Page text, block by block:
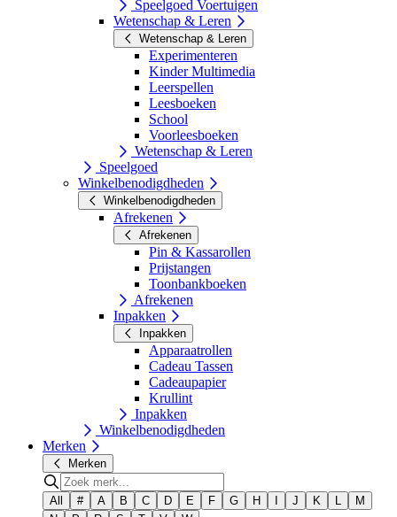
Speelgoed Voertuigen
Wetenschap & Leren
Wetenschap & Leren
Experimenteren
Kinder Multimedia
Leerspellen
Leesboeken
School
Voorleesboeken
Wetenschap & Leren
Speelgoed
Winkelbenodigdheden
Winkelbenodigdheden
Afrekenen
Afrekenen
Pin & Kassarollen
Prijstangen
Toonbankboeken
Afrekenen
Inpakken
Inpakken
Apparaatrollen
Cadeau Tassen
Cadeaupapier
Krullint
Inpakken
Winkelbenodigdheden
Merken
Merken
All # A B C D E F G H J K L
M